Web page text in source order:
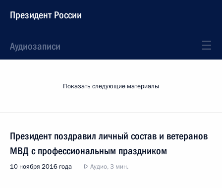
Президент России
Аудиозаписи
Показать следующие материалы
Президент поздравил личный состав и ветеранов
МВД с профессиональным праздником
10 ноября 2016 года Аудио, 3 мин.